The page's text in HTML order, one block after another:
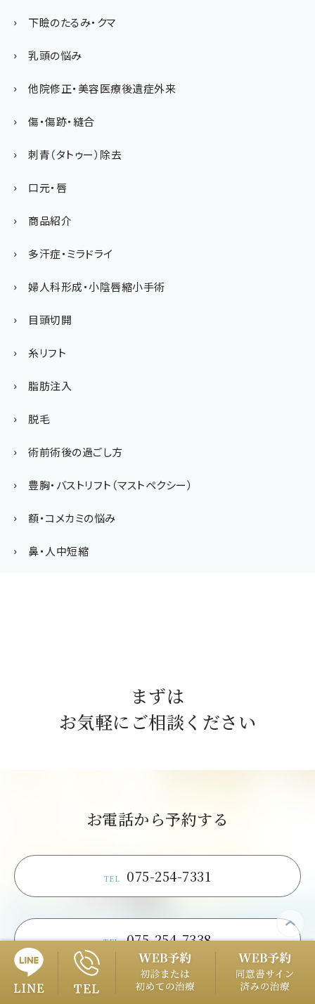
下瞼のたるみ・クマ
乳頭の悩み
他院修正・美容医療後遺症外来
傷・傷跡・縫合
刺青（タトゥー）除去
口元・唇
商品紹介
多汗症・ミラドライ
婦人科形成・小陰唇縮小手術
目頭切開
糸リフト
脂肪注入
脱毛
術前術後の過ごし方
豊胸・バストリフト（マストペクシー）
額・コメカミの悩み
鼻・人中短縮
まずは
お気軽にご相談ください
お電話から予約する
TEL 075-254-7331
TEL 075-254-7338